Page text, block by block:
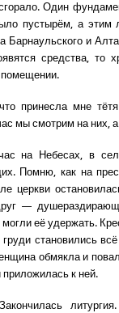
Один
пустырём, а этим
Барнаульского и
средства,
помещении.
принесла мне
мы смотрим на них,
на Небесах, в
Помню, как на
церкви
—
могли её удержать.
груди становились
обмякла и
к ней.